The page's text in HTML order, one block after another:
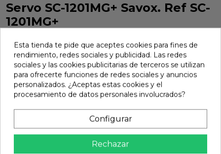
Servo SC-1201MG+ Savox. Ref SC-
1201MG+
Marca: Savox Ref: SC-1201MG+
58,19 €
Esta tienda te pide que aceptes cookies para fines de
rendimiento, redes sociales y publicidad. Las redes
sociales y las cookies publicitarias de terceros se utilizan
para ofrecerte funciones de redes sociales y anuncios
personalizados. ¿Aceptas estas cookies y el
procesamiento de datos personales involucrados?
Configurar
Rechazar